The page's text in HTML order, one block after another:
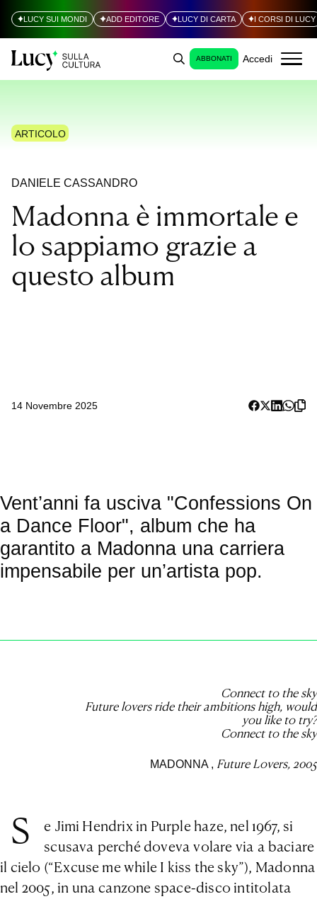
LUCY SUI MONDI ADD EDITORE LUCY DI CARTA I CORSI DI LUCY
ABBONATI Accedi
ARTICOLO
DANIELE CASSANDRO
Madonna è immortale e
lo sappiamo grazie a
questo album
14 Novembre 2025
Vent’anni fa usciva "Confessions On
a Dance Floor", album che ha
garantito a Madonna una carriera
impensabile per un’artista pop.
Connect to the sky
Future lovers ride their ambitions high, would
you like to try?
Connect to the sky
MADONNA, Future Lovers, 2005
S
e Jimi Hendrix in Purple haze, nel 1967, si
scusava perché doveva volare via a baciare
il cielo (“Excuse me while I kiss the sky”), Madonna
nel 2005, in una canzone space-disco intitolata